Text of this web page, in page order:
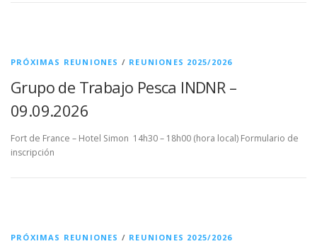
PRÓXIMAS REUNIONES / REUNIONES 2025/2026
Grupo de Trabajo Pesca INDNR –
09.09.2026
Fort de France – Hotel Simon 14h30 – 18h00 (hora local) Formulario de
inscripción
PRÓXIMAS REUNIONES / REUNIONES 2025/2026